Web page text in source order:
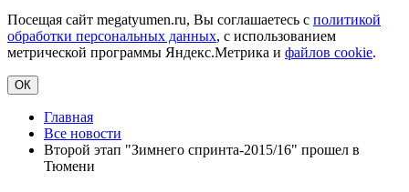
Посещая сайт megatyumen.ru, Вы соглашаетесь с политикой
обработки персональных данных, с использованием
метрической программы Яндекс.Метрика и файлов cookie.
ОК
Главная
Все новости
Второй этап "Зимнего спринта-2015/16" прошел в
Тюмени